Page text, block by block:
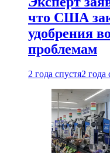
что США
удобрения
проблемам
2 года спустя2 года